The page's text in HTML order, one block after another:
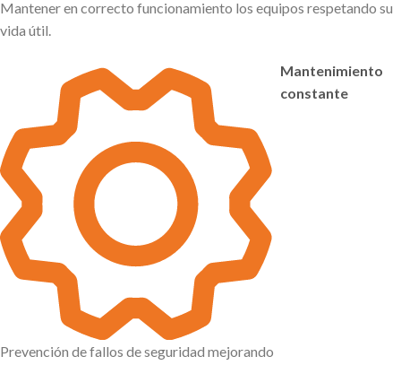
Mantener en correcto funcionamiento los equipos respetando su
vida útil.
Mantenimiento
constante
Prevención de fallos de seguridad mejorando